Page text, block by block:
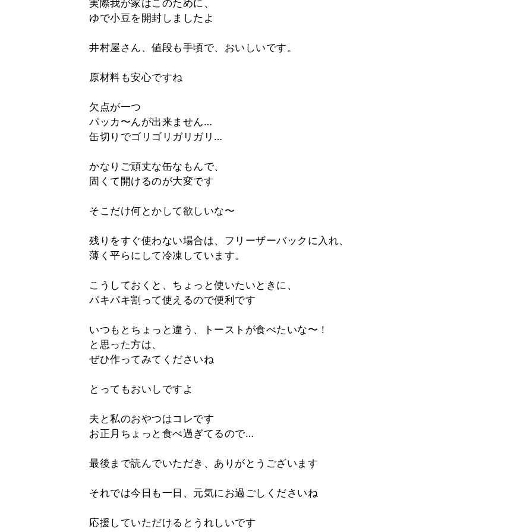
実際我が家はこのために、
ゆで小豆を開封しましたよ
井村屋さん、値段も手頃で、おいしいです。
原材料も安心ですね
欠点が一つ
パッカ〜んが出来ません…
缶切りでゴリゴリガリガリ…
かなりご頑丈な缶なもんで、
固くて開けるのが大変です
そこだけ何とかして欲しいな〜
残りをすぐ使わない場合は、フリーザーバックに入れ、
薄く平らにして冷凍しています。
こうしておくと、ちょっと使いたいときに、
パキパキ割って使えるので便利です
いつもとちょっと違う、トーストが食べたいな〜！
と思った方は、
ぜひ作ってみてくださいね
とってもおいしですよ
夫と私のおやつはコレです
お正月ちょっと食べ過ぎてるので…
最後まで読んでいただき、ありがとうございます
それでは今日も一日、元気にお過ごしくださいね
応援していただけるとうれしいです